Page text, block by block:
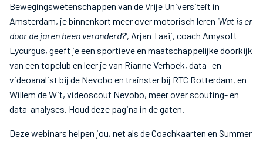
Bewegingswetenschappen van de Vrije Universiteit in
Amsterdam, je binnenkort meer over motorisch leren 'Wat is er
door de jaren heen veranderd?', Arjan Taaij, coach Amysoft
Lycurgus, geeft je een sportieve en maatschappelijke doorkijk
van een topclub en leer je van Rianne Verhoek, data- en
videoanalist bij de Nevobo en trainster bij RTC Rotterdam, en
Willem de Wit, videoscout Nevobo, meer over scouting- en
data-analyses. Houd deze pagina in de gaten.
Deze webinars helpen jou, net als de Coachkaarten en Summer